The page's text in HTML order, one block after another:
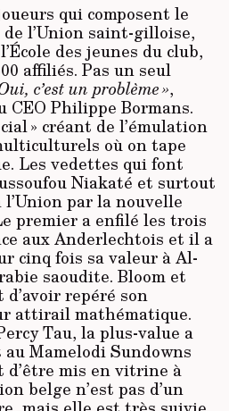
qui composent le
l’Union saint-gilloise,
des jeunes du club,
affiliés. Pas un seul
c’est un problème »,
CEO Philippe Bormans.
» créant de l’émulation
où on tape
Les vedettes qui font
Niakaté et surtout
l’Union par la nouvelle
premier a enfilé les trois
aux Anderlechtois et il a
cinq fois sa valeur à Al-
saoudite. Bloom et
repéré son
attirail mathématique.
Tau, la plus-value a
Mamelodi Sundowns
d’être mis en vitrine à
belge n’est pas d’un